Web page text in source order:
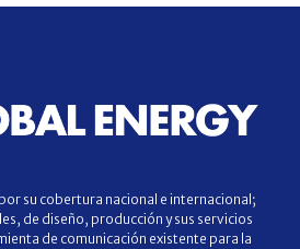
su cobertura nacional e internacional;
de diseño, producción y sus servicios
de comunicación existente para la